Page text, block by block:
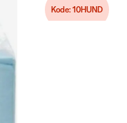
Kode: 10HUND